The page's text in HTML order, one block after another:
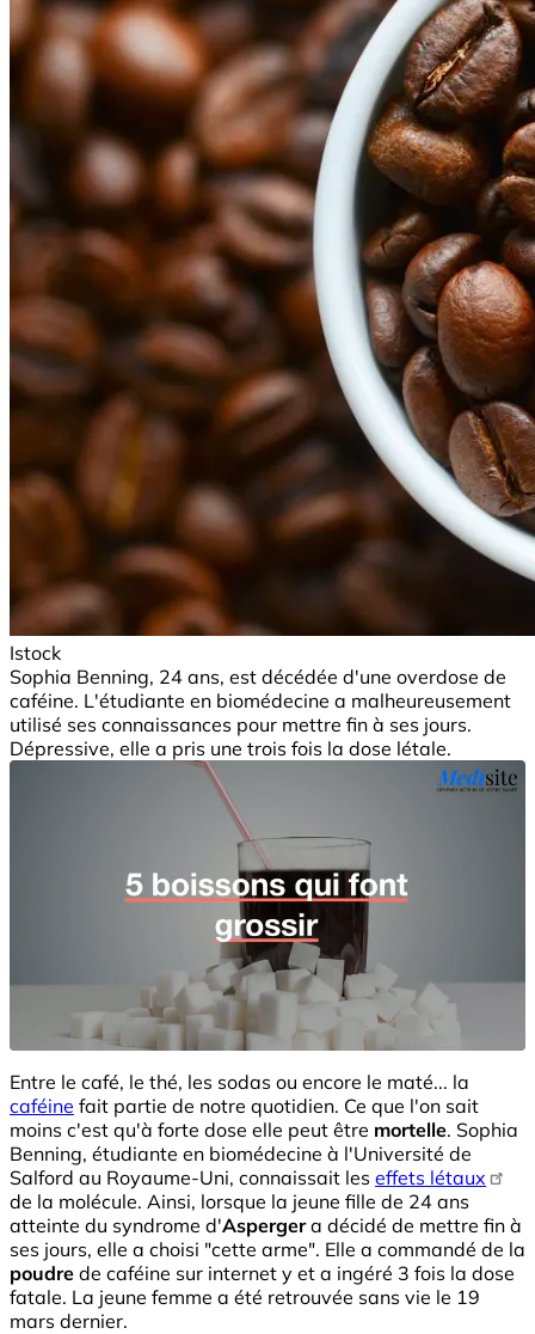
Istock
Sophia Benning, 24 ans, est décédée d'une overdose de
caféine. L'étudiante en biomédecine a malheureusement
utilisé ses connaissances pour mettre fin à ses jours.
Dépressive, elle a pris une trois fois la dose létale.
Entre le café, le thé, les sodas ou encore le maté... la
caféine fait partie de notre quotidien. Ce que l'on sait
moins c'est qu'à forte dose elle peut être mortelle. Sophia
Benning, étudiante en biomédecine à l'Université de
Salford au Royaume-Uni, connaissait les effets létaux
de la molécule. Ainsi, lorsque la jeune fille de 24 ans
atteinte du syndrome d'Aspergera décidé de mettre fin à
ses jours, elle a choisi "cette arme". Elle a commandé de la
poudre de caféine sur internet y et a ingéré 3 fois la dose
fatale. La jeune femme a été retrouvée sans vie le 19
mars dernier.